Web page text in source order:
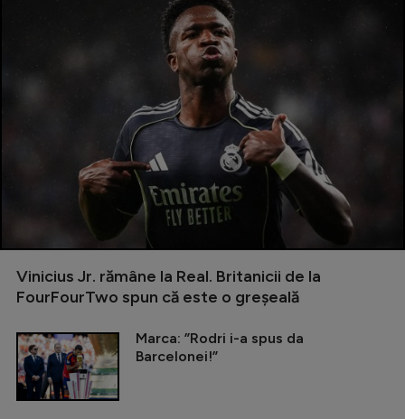
Vinicius Jr. rămâne la Real. Britanicii de la
FourFourTwo spun că este o greșeală
Marca: ”Rodri i-a spus da
Barcelonei!”